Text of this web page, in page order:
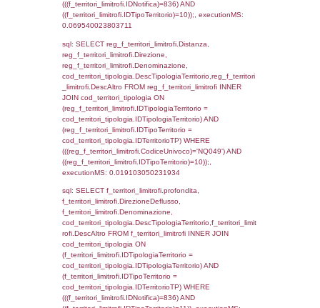
(f_territori_limitrofi.IDTipoTerritorio =
cod_territori_tipologia.IDTerritorioTP)
(((f_territori_limitrofi.IDNotifica)=836) AND
((f_territori_limitrofi.IDTipoTerritorio)=4)),
0.071517944335938
sql: SELECT f_territori_limitrofi.Distanza,
f_territori_limitrofi.Direzione,
f_territori_limitrofi.Denominazione,
f_territori_limitrofi.DescAltro FROM
JOIN cod_territori_tipologia ON
(f_territori_limitrofi.IDTipologiaTerritorio =
cod_territori_tipologia.IDTipologiaTerritorio)
(f_territori_limitrofi.IDTipoTerritorio =
cod_territori_tipologia.IDTerritorioTP)
(((f_territori_limitrofi.IDNotifica)=836) AND
((f_territori_limitrofi.IDTipoTerritorio)=5)),
0.07020902633667